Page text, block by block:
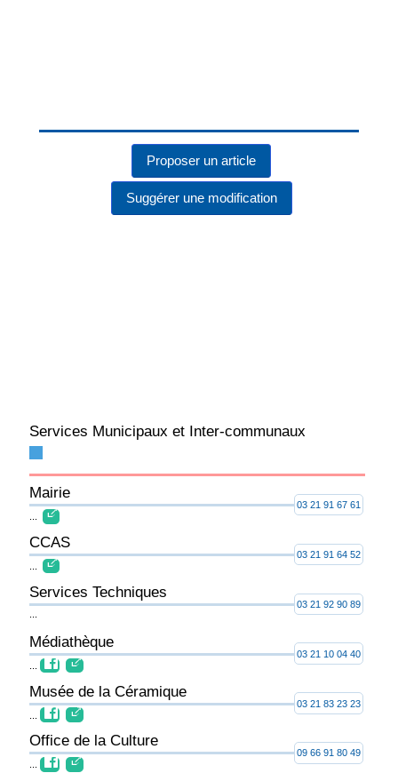
Proposer un article
Suggérer une modification
Services Municipaux et Inter-communaux
Mairie
...
03 21 91 67 61
CCAS
03 21 91 64 52
Services Techniques
03 21 92 90 89
Médiathèque
03 21 10 04 40
Musée de la Céramique
03 21 83 23 23
Office de la Culture
...
09 66 91 80 49